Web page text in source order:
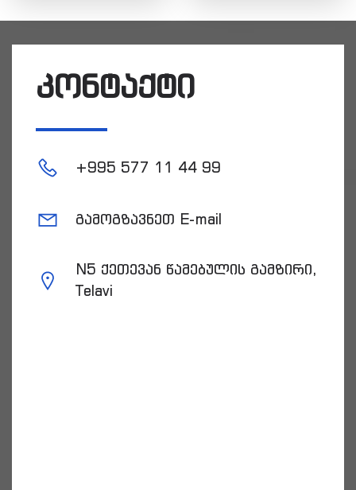
კონტაქტი
+995 577 11 44 99
გამოგზავნეთ E-mail
N5 ქეთევან წამებულის გამზირი,
Telavi